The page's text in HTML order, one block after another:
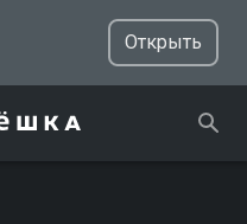
Открыть